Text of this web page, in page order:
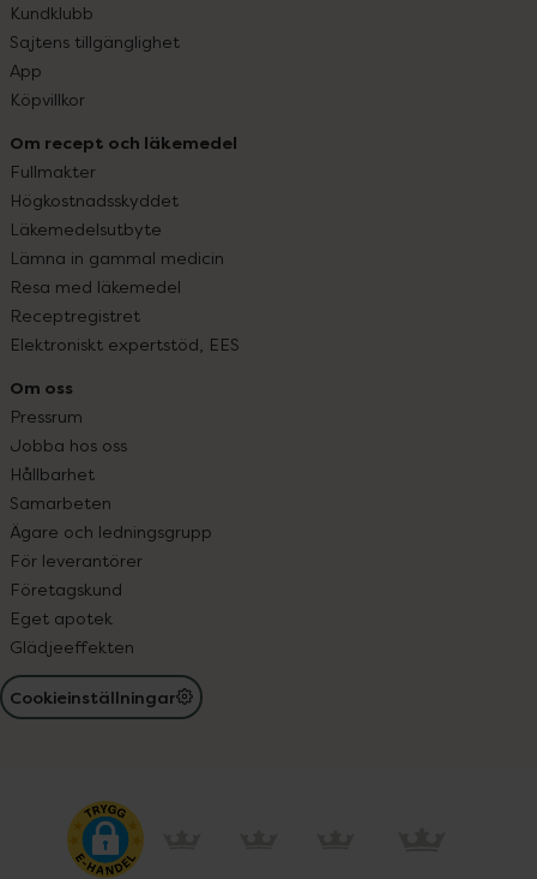
Kundklubb
Sajtens tillgänglighet
App
Köpvillkor
Om recept och läkemedel
Fullmakter
Högkostnadsskyddet
Läkemedelsutbyte
Lämna in gammal medicin
Resa med läkemedel
Receptregistret
Elektroniskt expertstöd, EES
Om oss
Pressrum
Jobba hos oss
Hållbarhet
Samarbeten
Ägare och ledningsgrupp
För leverantörer
Företagskund
Eget apotek
Glädjeeffekten
Cookieinställningar